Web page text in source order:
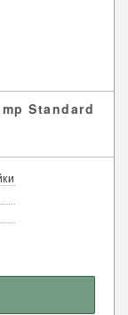
Standard